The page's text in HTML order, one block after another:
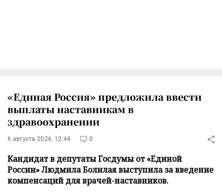
«Единая Россия» предложила ввести
выплаты наставникам в
здравоохранении
6 августа 2026, 12:44 0
Кандидат в депутаты Госдумы от «Единой
России» Людмила Болилая выступила за введение
компенсаций для врачей-наставников.